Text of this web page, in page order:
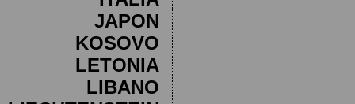
JAPON
KOSOVO
LETONIA
LIBANO